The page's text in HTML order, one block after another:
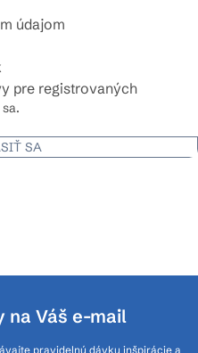
údajom
pre registrovaných
SA
na Váš e-mail
pravidelnú dávku inšpirácie a